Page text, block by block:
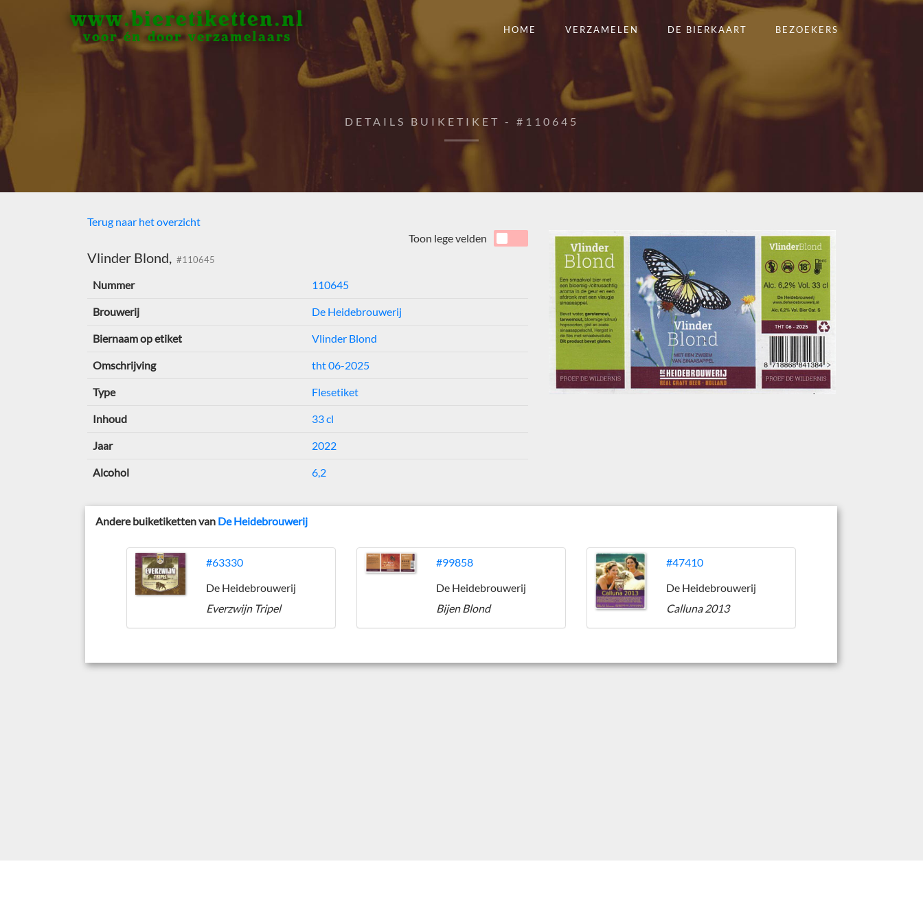
www.bieretiketten.nl
voor én door verzamelaars
HOME VERZAMELEN DE BIERKAART BEZOEKERS
DETAILS BUIKETIKET - #110645
Terug naar het overzicht
Vlinder Blond, #110645
Toon lege velden
Nummer 110645
Brouwerij De Heidebrouwerij
Biernaam op etiket Vlinder Blond
Omschrijving tht 06-2025
Type Flesetiket
Inhoud 33 cl
Jaar 2022
Alcohol 6,2
Andere buiketiketten van De Heidebrouwerij
#63330
De Heidebrouwerij
Everzwijn Tripel
#99858
De Heidebrouwerij
Bijen Blond
#47410
De Heidebrouwerij
Calluna 2013